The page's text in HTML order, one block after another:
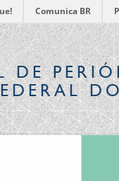
Comunica BR
DE